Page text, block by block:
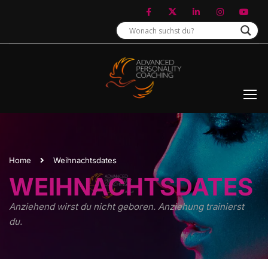
Home Weihnachtsdates
WEIHNACHTSDATES
Anziehend wirst du nicht geboren. Anziehung trainierst
du.